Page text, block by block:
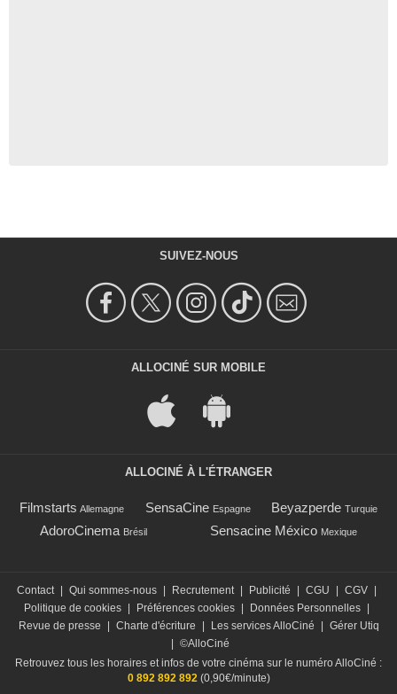
SUIVEZ-NOUS
ALLOCINÉ SUR MOBILE
ALLOCINÉ À L'ÉTRANGER
Filmstarts Allemagne SensaCine Espagne Beyazperde Turquie
AdoroCinema Brésil Sensacine México Mexique
Contact Qui sommes-nous Recrutement Publicité CGU CGV
Politique de cookies
Préférences cookies Données Personnelles
Revue de presse
Charte d'écriture Les services AlloCiné
Gérer Utiq
©AlloCiné
Retrouvez tous les horaires et infos de votre cinéma sur le numéro AlloCiné :
0 892 892 892(0,90€/minute)